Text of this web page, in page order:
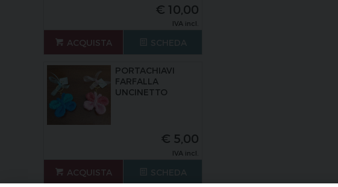
€ 10,00
IVA incl.
ACQUISTA
PORTACHIAVI
FARFALLA
UNCINETTO
€ 5,00
IVA incl.
ACQUISTA